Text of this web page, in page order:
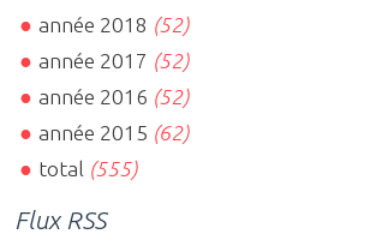
année 2018 (52)
année 2017 (52)
année 2016 (52)
année 2015 (62)
total (555)
Flux RSS